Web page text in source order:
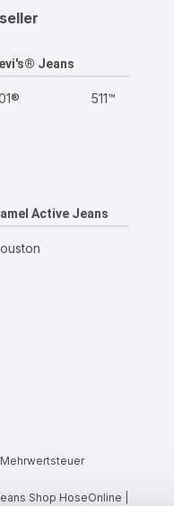
Jeans
511™
Active Jeans
Shop HoseOnline |